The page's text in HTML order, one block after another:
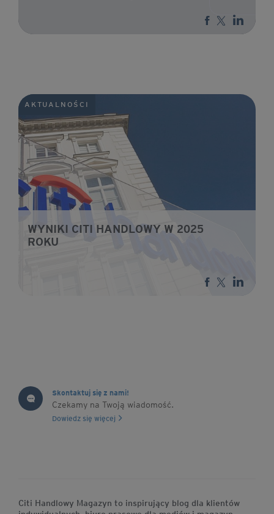
laureatką XXVII edycji Nagrody im.
prof. Aleksandra Gieysztora.
AKTUALNOŚCI
WYNIKI CITI HANDLOWY W 2025
ROKU
Skontaktuj się z nami!
Czekamy na Twoją wiadomość.
Dowiedz się więcej
Citi Handlowy Magazyn to inspirujący blog dla klientów